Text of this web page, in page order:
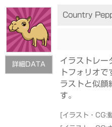
詳細DATA
Country
イラストレー
トフォリオ
ラストと似顔
す。
[イラスト・CG: